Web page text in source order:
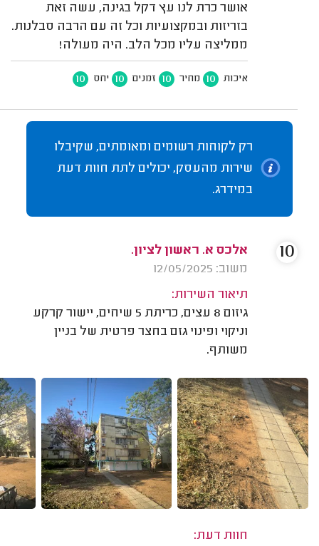
אושר כרת לנו עץ דקל בגינה, עשה זאת
בזריזות ובמקצועיות וכל זה עם הרבה סבלנות.
ממליצה עליו מכל הלב. היה מעולה!
איכות 10 מחיר 10 זמנים 10 יחס 10
רק לקוחות רשומים ומאומתים, שקיבלו
שירות מהעסק, יכולים לתת חוות דעת
במידרג.
אלכס א. ראשון לציון.
משוב: 12/05/2025
תיאור השירות:
גיזום 8 עצים, כריתת 5 שיחים, יישור קרקע
וניקוי ופינוי גזם בחצר פרטית של בניין
משותף.
חוות דעת:
10